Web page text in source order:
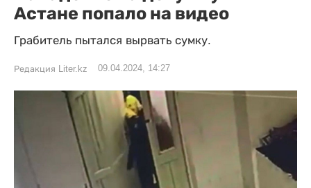
Астане попало на видео
Грабитель пытался вырвать сумку.
Редакция Liter.kz 09.04.2024, 14:27